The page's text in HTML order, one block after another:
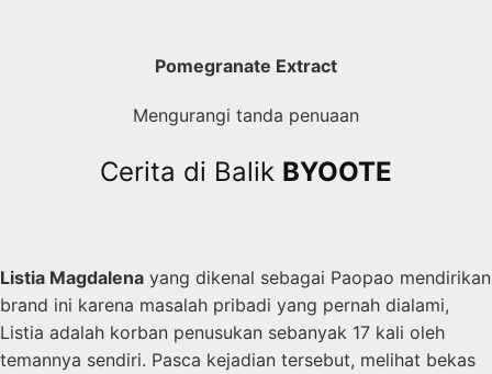
Pomegranate Extract
Mengurangi tanda penuaan
Cerita di Balik BYOOTE
Listia Magdalena yang dikenal sebagai Paopao mendirikan
brand ini karena masalah pribadi yang pernah dialami,
Listia adalah korban penusukan sebanyak 17 kali oleh
temannya sendiri. Pasca kejadian tersebut, melihat bekas